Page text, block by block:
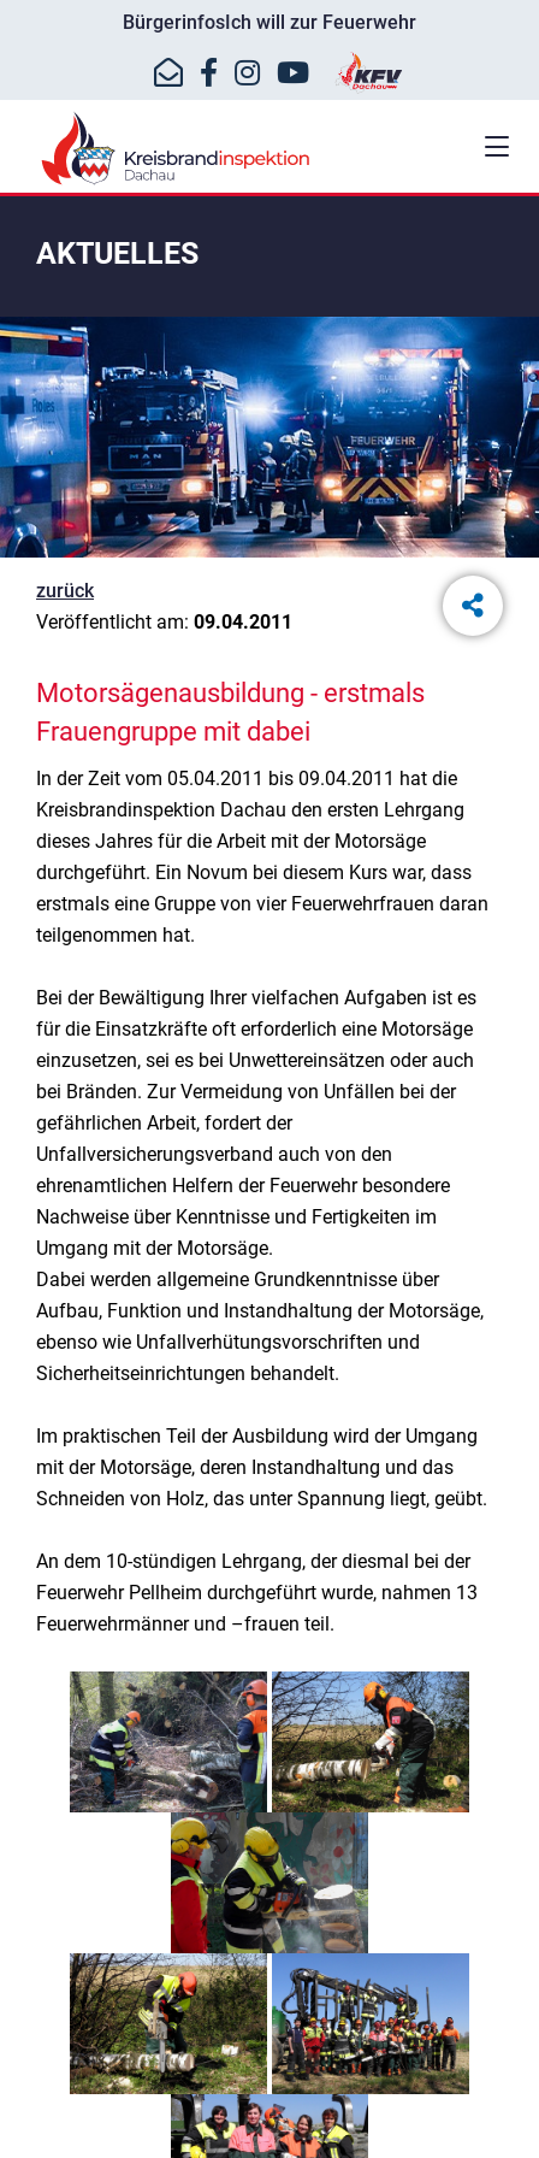
BürgerinfosIch will zur Feuerwehr
AKTUELLES
zurück
Veröffentlicht am: 09.04.2011
Motorsägenausbildung - erstmals
Frauengruppe mit dabei
In der Zeit vom 05.04.2011 bis 09.04.2011 hat die
Kreisbrandinspektion Dachau den ersten Lehrgang
dieses Jahres für die Arbeit mit der Motorsäge
durchgeführt. Ein Novum bei diesem Kurs war, dass
erstmals eine Gruppe von vier Feuerwehrfrauen daran
teilgenommen hat.
Bei der Bewältigung Ihrer vielfachen Aufgaben ist es
für die Einsatzkräfte oft erforderlich eine Motorsäge
einzusetzen, sei es bei Unwettereinsätzen oder auch
bei Bränden. Zur Vermeidung von Unfällen bei der
gefährlichen Arbeit, fordert der
Unfallversicherungsverband auch von den
ehrenamtlichen Helfern der Feuerwehr besondere
Nachweise über Kenntnisse und Fertigkeiten im
Umgang mit der Motorsäge.
Dabei werden allgemeine Grundkenntnisse über
Aufbau, Funktion und Instandhaltung der Motorsäge,
ebenso wie Unfallverhütungsvorschriften und
Sicherheitseinrichtungen behandelt.
Im praktischen Teil der Ausbildung wird der Umgang
mit der Motorsäge, deren Instandhaltung und das
Schneiden von Holz, das unter Spannung liegt, geübt.
An dem 10-stündigen Lehrgang, der diesmal bei der
Feuerwehr Pellheim durchgeführt wurde, nahmen 13
Feuerwehrmänner und –frauen teil.